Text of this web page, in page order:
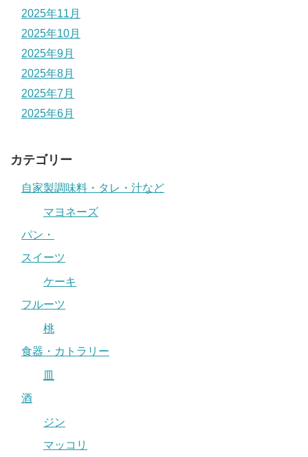
2025年11月
2025年10月
2025年9月
2025年8月
2025年7月
2025年6月
カテゴリー
自家製調味料・タレ・汁など
マヨネーズ
パン・
スイーツ
ケーキ
フルーツ
桃
食器・カトラリー
皿
酒
ジン
マッコリ